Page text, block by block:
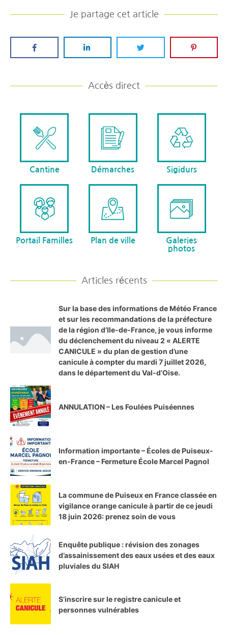
Je partage cet article
Accès direct
Cantine Démarches Sigidurs
Portail Familles Plan de ville
Galeries
photos
Articles récents
Sur la base des informations de Météo France
et sur les recommandations de la préfecture
de la région d’Ile-de-France, je vous informe
du déclenchement du niveau 2 « ALERTE
CANICULE » du plan de gestion d’une
canicule à compter du mardi 7 juillet 2026,
dans le département du Val-d’Oise.
ANNULATION – Les Foulées Puiséennes
Information importante – Écoles de Puiseux-
en-France – Fermeture École Marcel Pagnol
La commune de Puiseux en France classée en
vigilance orange canicule à partir de ce jeudi
18 juin 2026: prenez soin de vous
Enquête publique : révision des zonages
d’assainissement des eaux usées et des eaux
pluviales du SIAH
S’inscrire sur le registre canicule et
personnes vulnérables